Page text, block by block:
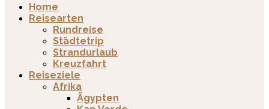
Home
Reisearten
Rundreise
Städtetrip
Strandurlaub
Kreuzfahrt
Reiseziele
Afrika
Ägypten